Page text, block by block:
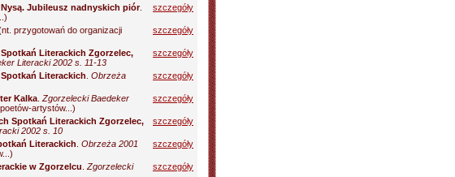
Jubileusz nadnyskich piór.
szczegóły
przygotowań do organizacji
szczegóły
Literackich Zgorzelec,
Literacki 2002 s. 11-13
szczegóły
Literackich Obrzeża
szczegóły
Kalka Zgorzelecki Baedeker
artystów...)
szczegóły
Spotkań Literackich Zgorzelec,
2002 s. 10
szczegóły
Literackich Obrzeża 2001
szczegóły
w Zgorzelcu Zgorzelecki
szczegóły